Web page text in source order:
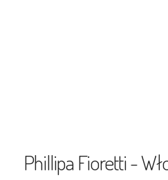
Phillipa Fioretti -